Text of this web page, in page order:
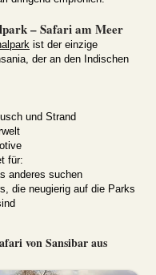
– Safari am Meer
ist der einzige
der an den Indischen
und Strand
für:
anderes suchen
die neugierig auf die Parks
von Sansibar aus